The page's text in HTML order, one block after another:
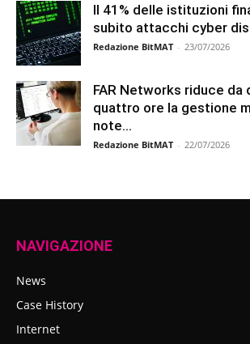
Il 41% delle istituzioni
subito attacchi cyber
Redazione BitMAT - 23/07/2026
FAR Networks riduce da
quattro ore la gestione
note...
Redazione BitMAT - 22/07/2026
NAVIGAZIONE
News
Case History
Internet